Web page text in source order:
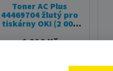
Toner AC Plus
44469704 žlutý pro
tiskárny OKI (2 000
1 210 Kč